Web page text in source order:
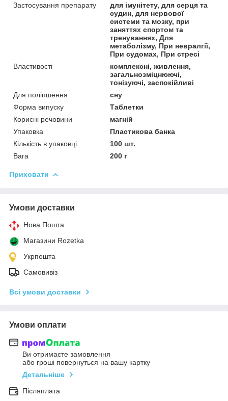
Застосування препарату
для імунітету, для серця та
судин, для нервової
системи та мозку, при
заняттях спортом та
тренуваннях, Для
метаболізму, При невралгії,
При судомах, При стресі
Властивості
комплексні, живлення,
загальнозміцнюючі,
тонізуючі, заспокійливі
Для поліпшення
сну
Форма випуску
Таблетки
Корисні речовини
магній
Упаковка
Пластикова банка
Кількість в упаковці
100 шт.
Вага
200 г
Приховати
Умови доставки
Нова Пошта
Магазини Rozetka
Укрпошта
Самовивіз
Всі умови доставки
Умови оплати
Ви отримаєте замовлення
або гроші повернуться на вашу картку
Детальніше
Післяплата